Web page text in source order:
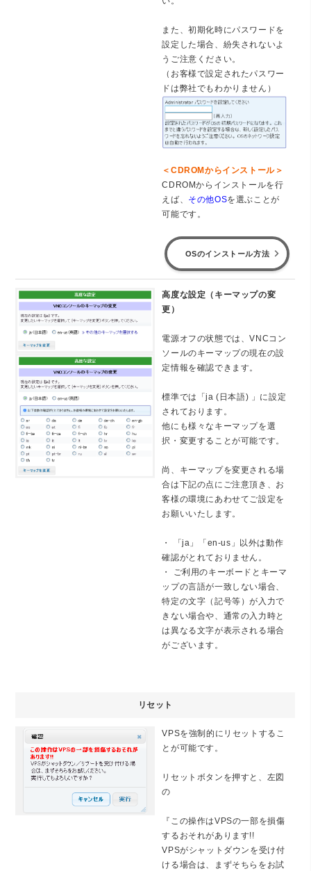
また、初期化時にパスワードを
設定した場合、紛失されないよ
うご注意ください。
（お客様で設定されたパスワー
ドは弊社でもわかりません）
＜CDROMからインストール＞
CDROMからインストールを行
えば、 その他OSを選ぶことが
可能です。
OSのインストール方法
高度な設定（キーマップの変
更）
電源オフの状態では、VNCコン
ソールのキーマップの現在の設
定情報を確認できます。
標準では「ja (日本語) 」に設定
されております。
他にも様々なキーマップを選
択・変更することが可能です。
尚、キーマップを変更される場
合は下記の点にご注意頂き、お
客様の環境にあわせてご設定を
お願いいたします。
・ 「ja」「en-us」以外は動作
確認がとれておりません。
・ ご利用のキーボードとキーマ
ップの言語が一致しない場合、
特定の文字（記号等）が入力で
きない場合や、通常の入力時と
は異なる文字が表示される場合
がございます。
リセット
VPSを強制的にリセットするこ
とが可能です。
リセットボタンを押すと、左図
の
『この操作はVPSの一部を損傷
するおそれがあります!!
VPSがシャットダウンを受け付
ける場合は、まずそちらをお試